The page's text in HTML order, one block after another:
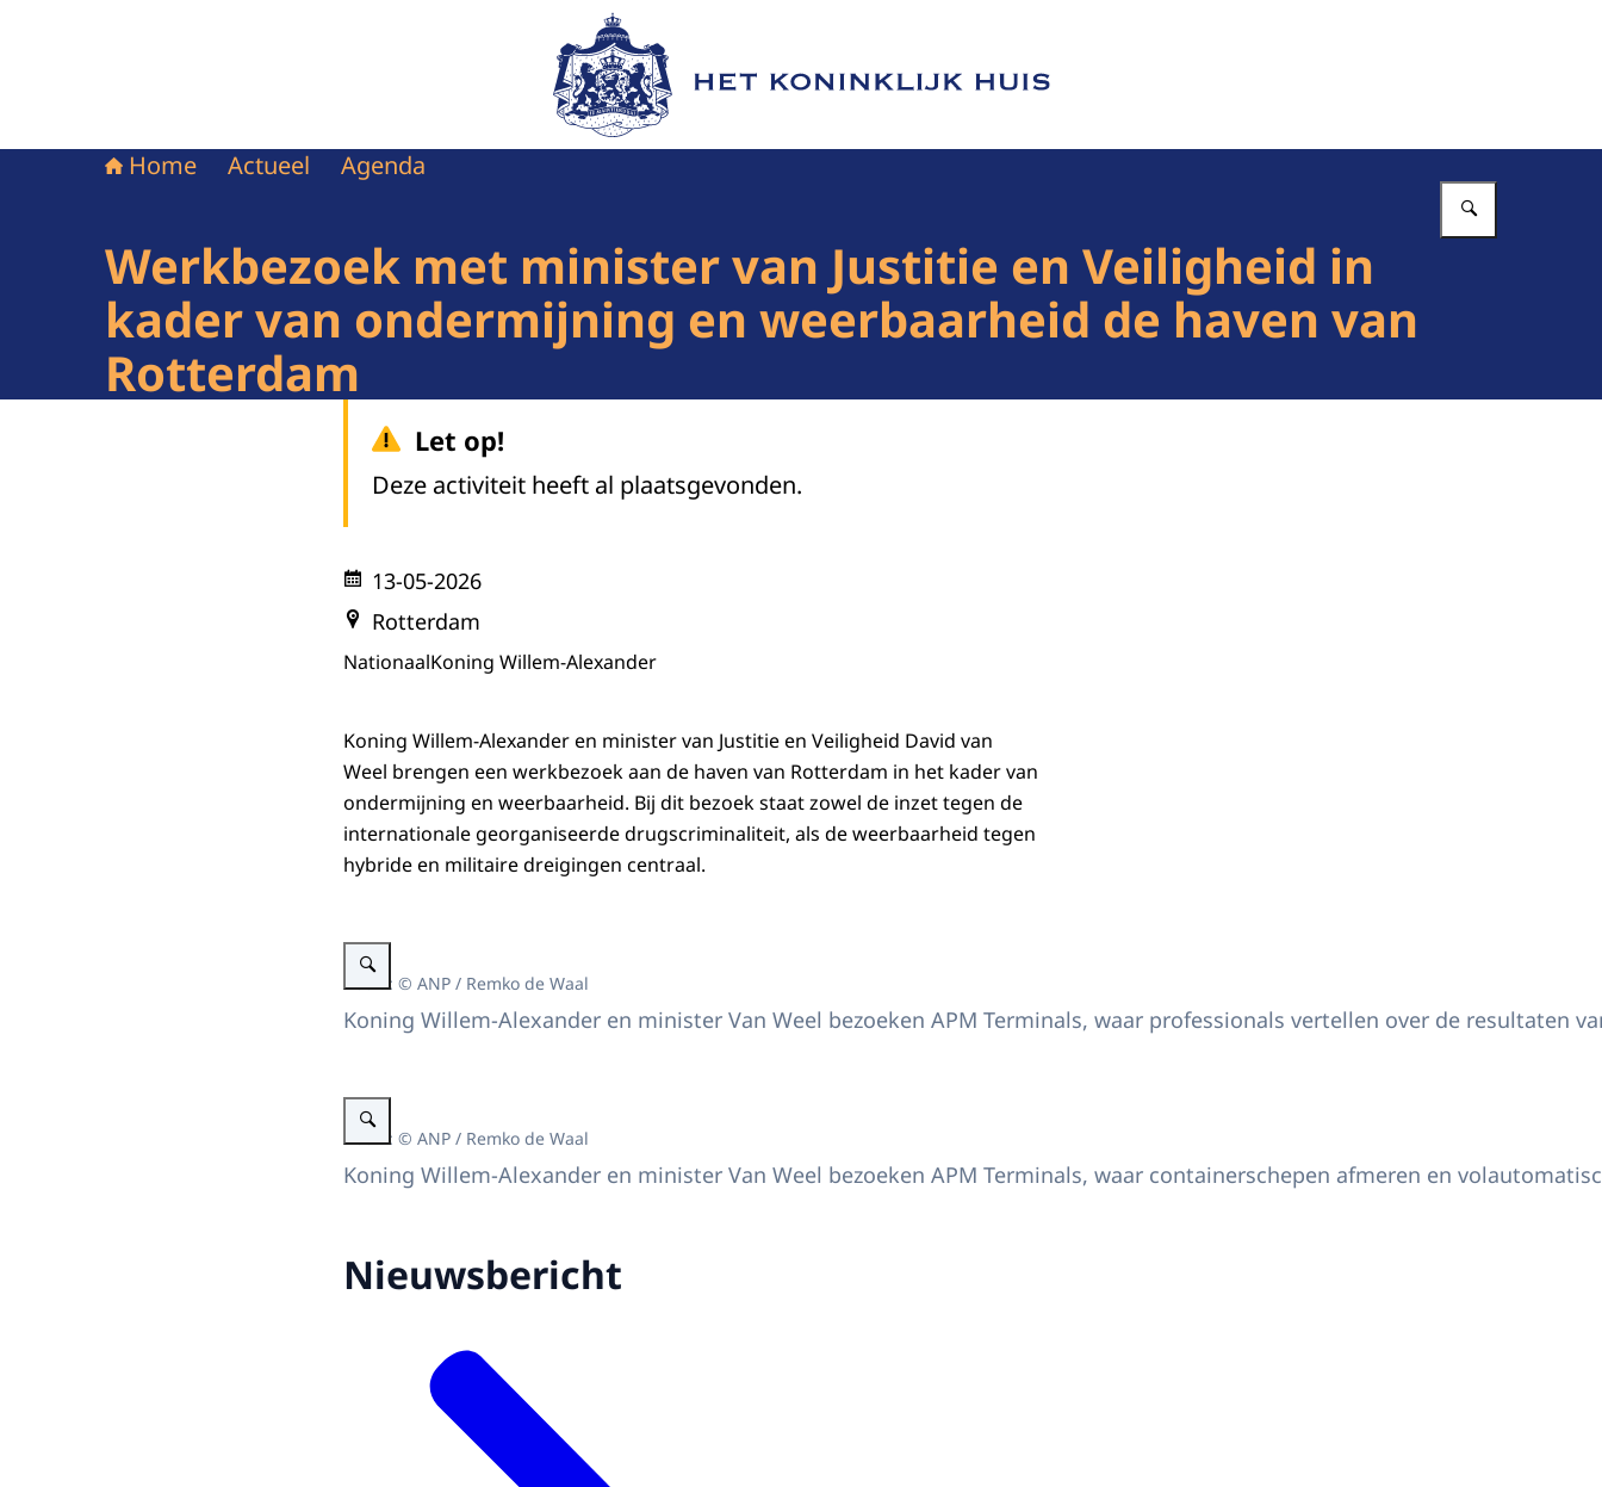
Naar de homepage van Het Koninklijk Huis
Home Actueel Agenda
Werkbezoek met minister van Justitie en Veiligheid in
kader van ondermijning en weerbaarheid de haven van
Rotterdam
Let op!
Deze activiteit heeft al plaatsgevonden.
13-05-2026
Rotterdam
NationaalKoning Willem-Alexander
Koning Willem-Alexander en minister van Justitie en Veiligheid David van
Weel brengen een werkbezoek aan de haven van Rotterdam in het kader van
ondermijning en weerbaarheid. Bij dit bezoek staat zowel de inzet tegen de
internationale georganiseerde drugscriminaliteit, als de weerbaarheid tegen
hybride en militaire dreigingen centraal.
Vergroot afbeelding Koning Willem-Alexander en minister van Justitie en Veiligheid David van Weel brengen een werkbezoek aan de haven van Rotterdam in het kader van
Beeld: © ANP / Remko de Waal
Koning Willem-Alexander en minister Van Weel bezoeken APM Terminals, waar professionals vertellen over de resultaten
Vergroot afbeelding Koning Willem-Alexander en minister van Justitie en Veiligheid David van Weel brengen een werkbezoek aan de haven van Rotterdam in het kader van
Beeld: © ANP / Remko de Waal
Koning Willem-Alexander en minister Van Weel bezoeken APM Terminals, waar containerschepen afmeren en
Nieuwsbericht